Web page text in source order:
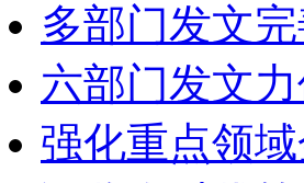
多部门发文
六部门发文
强化重点领